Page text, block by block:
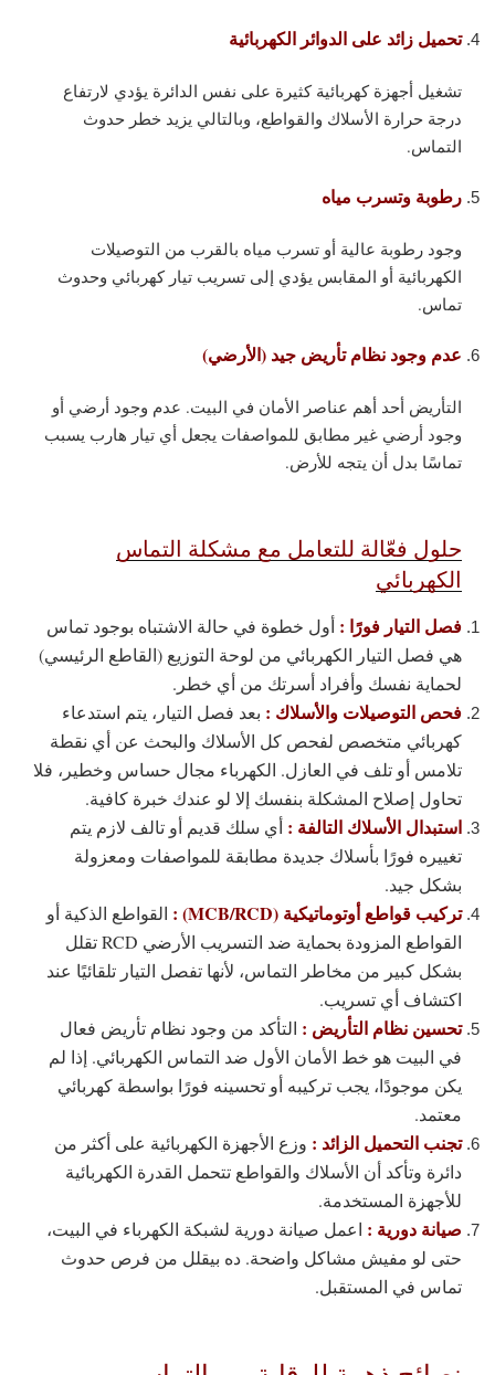
تحميل زائد على الدوائر الكهربائية
تشغيل أجهزة كهربائية كثيرة على نفس الدائرة يؤدي لارتفاع
درجة حرارة الأسلاك والقواطع، وبالتالي يزيد خطر حدوث
التماس.
رطوبة وتسرب مياه
وجود رطوبة عالية أو تسرب مياه بالقرب من التوصيلات
الكهربائية أو المقابس يؤدي إلى تسريب تيار كهربائي وحدوث
تماس.
عدم وجود نظام تأريض جيد (الأرضي)
التأريض أحد أهم عناصر الأمان في البيت. عدم وجود أرضي أو
وجود أرضي غير مطابق للمواصفات يجعل أي تيار هارب يسبب
تماسًا بدل أن يتجه للأرض.
حلول فعّالة للتعامل مع مشكلة التماس
الكهربائي
فصل التيار فورًا : أول خطوة في حالة الاشتباه بوجود تماس
هي فصل التيار الكهربائي من لوحة التوزيع (القاطع الرئيسي)
لحماية نفسك وأفراد أسرتك من أي خطر.
فحص التوصيلات والأسلاك : بعد فصل التيار، يتم استدعاء
كهربائي متخصص لفحص كل الأسلاك والبحث عن أي نقطة
تلامس أو تلف في العازل. الكهرباء مجال حساس وخطير، فلا
تحاول إصلاح المشكلة بنفسك إلا لو عندك خبرة كافية.
استبدال الأسلاك التالفة : أي سلك قديم أو تالف لازم يتم
تغييره فورًا بأسلاك جديدة مطابقة للمواصفات ومعزولة
بشكل جيد.
تركيب قواطع أوتوماتيكية (MCB/RCD) :
القواطع الذكية أو
القواطع المزودة بحماية ضد التسريب الأرضي RCD تقلل
بشكل كبير من مخاطر التماس، لأنها تفصل التيار تلقائيًا عند
اكتشاف أي تسريب.
تحسين نظام التأريض : التأكد من وجود نظام تأريض فعال
في البيت هو خط الأمان الأول ضد التماس الكهربائي. إذا لم
يكن موجودًا، يجب تركيبه أو تحسينه فورًا بواسطة كهربائي
معتمد.
تجنب التحميل الزائد : وزع الأجهزة الكهربائية على أكثر من
دائرة وتأكد أن الأسلاك والقواطع تتحمل القدرة الكهربائية
للأجهزة المستخدمة.
صيانة دورية : اعمل صيانة دورية لشبكة الكهرباء في البيت،
حتى لو مفيش مشاكل واضحة. ده بيقلل من فرص حدوث
تماس في المستقبل.